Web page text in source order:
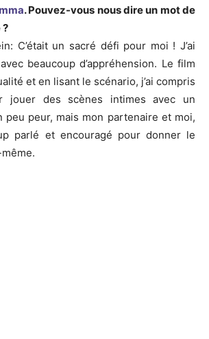
.Pouvez-vous nous dire un mot de
: C’était un sacré défi pour moi ! J’ai
beaucoup d’appréhension. Le film
et en lisant le scénario, j’ai compris
jouer des scènes intimes avec un
peu peur, mais mon partenaire et moi,
parlé et encouragé pour donner le